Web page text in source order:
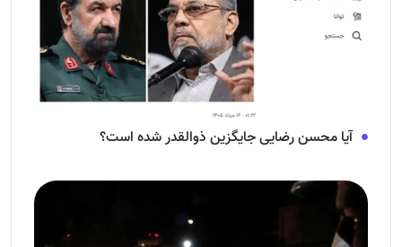
آیا محسن رضایی جایگزین ذوالقدر شده است؟